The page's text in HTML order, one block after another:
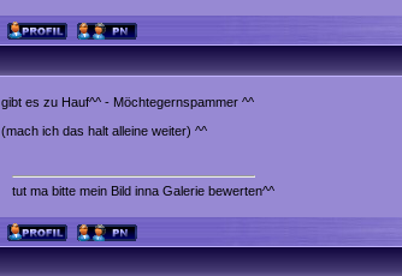
gibt es zu Hauf^^ - Möchtegernspammer ^^
(mach ich das halt alleine weiter) ^^
tut ma bitte mein Bild inna Galerie bewerten^^